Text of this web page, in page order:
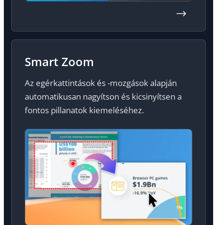
Smart Zoom
Az egérkattintások és -mozgások alapján
automatikusan nagyítson és kicsinyítsen a
fontos pillanatok kiemeléséhez.